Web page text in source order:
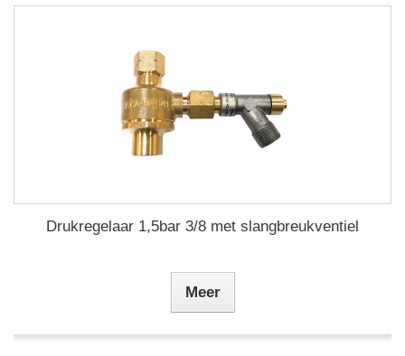
Drukregelaar 1,5bar 3/8 met slangbreukventiel
Meer